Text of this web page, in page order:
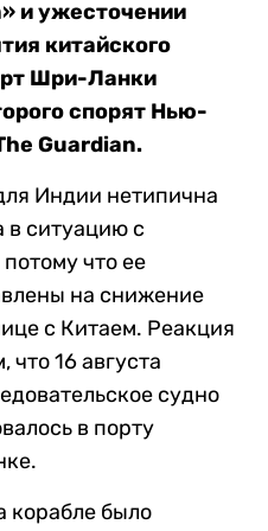
и ужесточении
китайского
Шри-Ланки
спорят Нью-
Guardian.
Индии нетипична
в ситуацию с
что ее
на снижение
с Китаем. Реакция
16 августа
судно
в порту
корабле было